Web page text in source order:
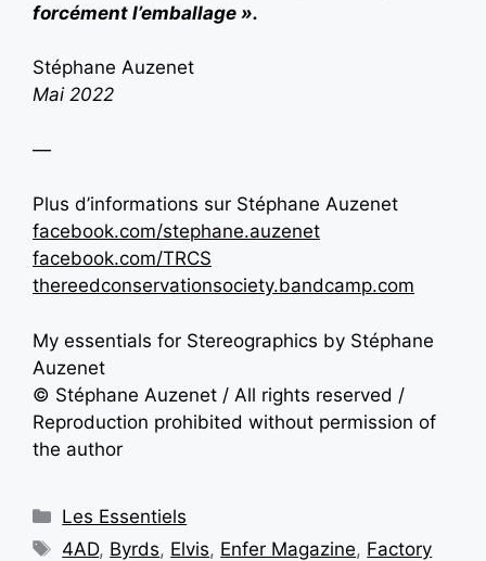
forcément l’emballage ».
Stéphane Auzenet
Mai 2022
—
Plus d’informations sur Stéphane Auzenet
facebook.com/stephane.auzenet
facebook.com/TRCS
thereedconservationsociety.bandcamp.com
My essentials for Stereographics by Stéphane
Auzenet
© Stéphane Auzenet / All rights reserved /
Reproduction prohibited without permission of
the author
Les Essentiels
4AD, Byrds, Elvis, Enfer Magazine, Factory